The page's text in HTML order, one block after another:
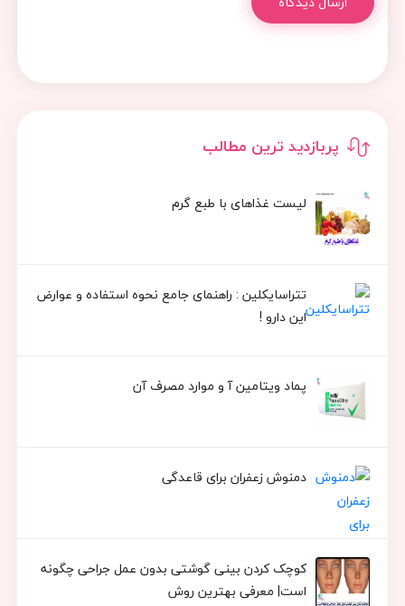
پربازدید ترین مطالب
لیست غذاهای با طبع گرم
تتراسایکلین : راهنمای جامع نحوه استفاده و عوارض
این دارو !
پماد ویتامین آ و موارد مصرف آن
دمنوش زعفران برای قاعدگی
کوچک کردن بینی گوشتی بدون عمل جراحی چگونه
است| معرفی بهترین روش